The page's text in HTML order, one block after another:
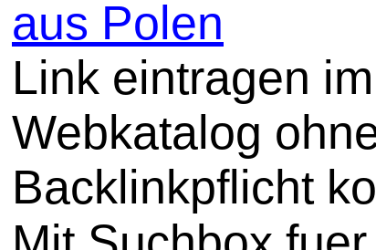
aus Polen
Link eintragen im
Webkatalog
Backlinkpflicht